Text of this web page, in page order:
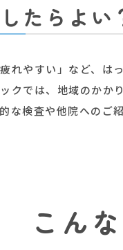
たらよい
れやすい」など、
クでは、地域のかか
な検査や他院へのご
こん